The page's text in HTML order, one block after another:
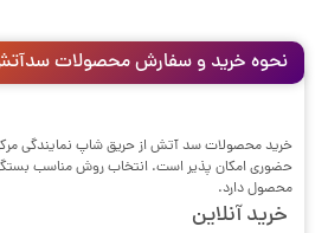
نحوه خرید و سفارش محصولات
خرید محصولات سد آتش از حریق شاپ نمایندگی
حضوری امکان پذیر است. انتخاب روش مناسب
محصول دارد.
خرید آنلاین